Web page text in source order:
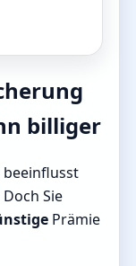
billiger
Sie
Prämie